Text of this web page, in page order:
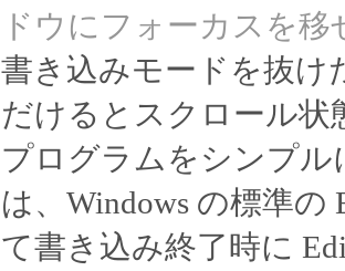
ドウにフォーカスを
書き込みモードを抜け
だけるとスクロール状
プログラムをシンプ
は、Windows の標準
て書き込み終了時に